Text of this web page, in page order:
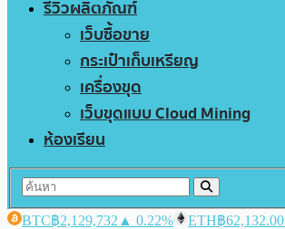
รีวิวผลิตภัณฑ์
เว็บซื้อขาย
กระเป๋าเก็บเหรียญ
เครื่องขุด
เว็บขุดแบบ Cloud Mining
ห้องเรียน
BTC฿2,129,732 ▲ 0.22% ETH฿62,132.00